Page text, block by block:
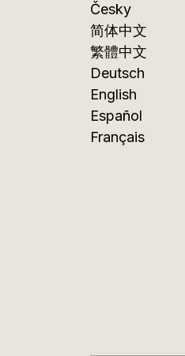
Česky
简体中文
繁體中文
Deutsch
English
Español
Français